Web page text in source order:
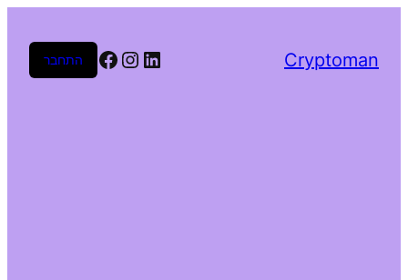
Cryptoman
LinkedIn
Instagram
Facebook
התחבר